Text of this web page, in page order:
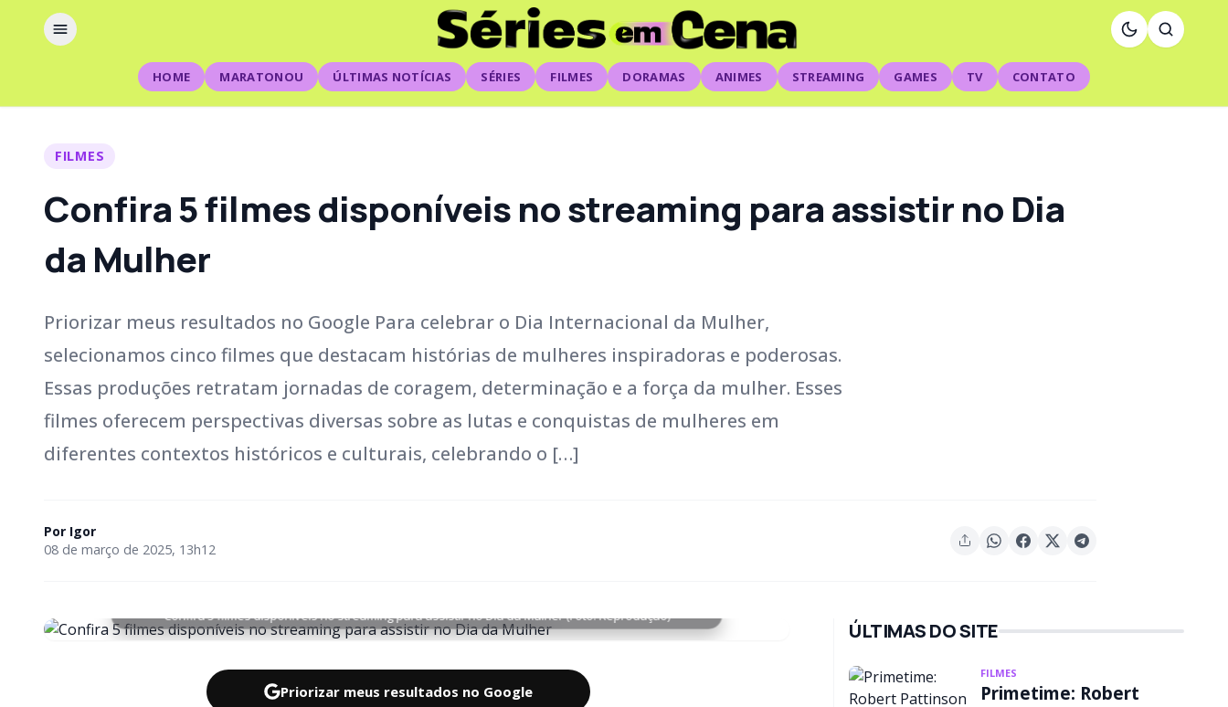
HOME MARATONOU ÚLTIMAS NOTÍCIAS SÉRIES FILMES DORAMAS ANIMES STREAMING GAMES TV CONTATO
FILMES
Confira 5 filmes disponíveis no streaming para assistir no Dia
da Mulher
Priorizar meus resultados no Google Para celebrar o Dia Internacional da Mulher,
selecionamos cinco filmes que destacam histórias de mulheres inspiradoras e poderosas.
Essas produções retratam jornadas de coragem, determinação e a força da mulher. Esses
filmes oferecem perspectivas diversas sobre as lutas e conquistas de mulheres em
diferentes contextos históricos e culturais, celebrando o […]
Por Igor
08 de março de 2025, 13h12
Confira 5 filmes disponíveis no streaming para assistir no Dia da Mulher (Foto: Reprodução)
Priorizar meus resultados no Google
ÚLTIMAS DO SITE
FILMES
Primetime: Robert